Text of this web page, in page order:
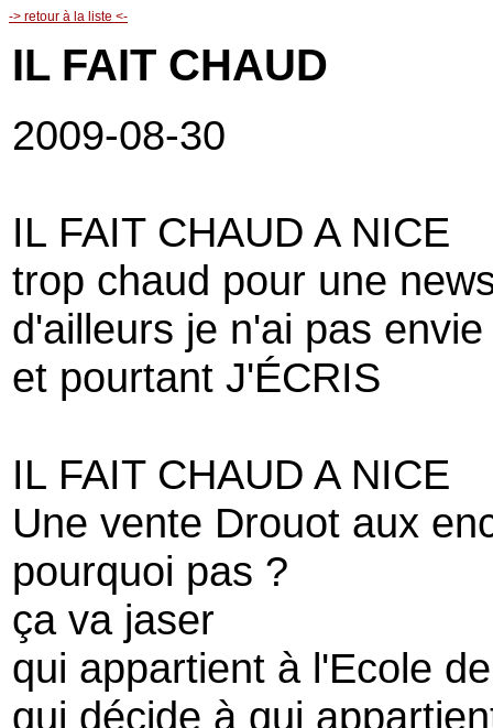
-> retour à la liste <-
IL FAIT CHAUD
2009-08-30
IL FAIT CHAUD A NICE
trop chaud pour une
d'ailleurs je n'ai pas
et pourtant J'ÉCRIS
IL FAIT CHAUD A NICE
Une vente Drouot aux
pourquoi pas ?
ça va jaser
qui appartient à l'Ecole
qui décide à qui